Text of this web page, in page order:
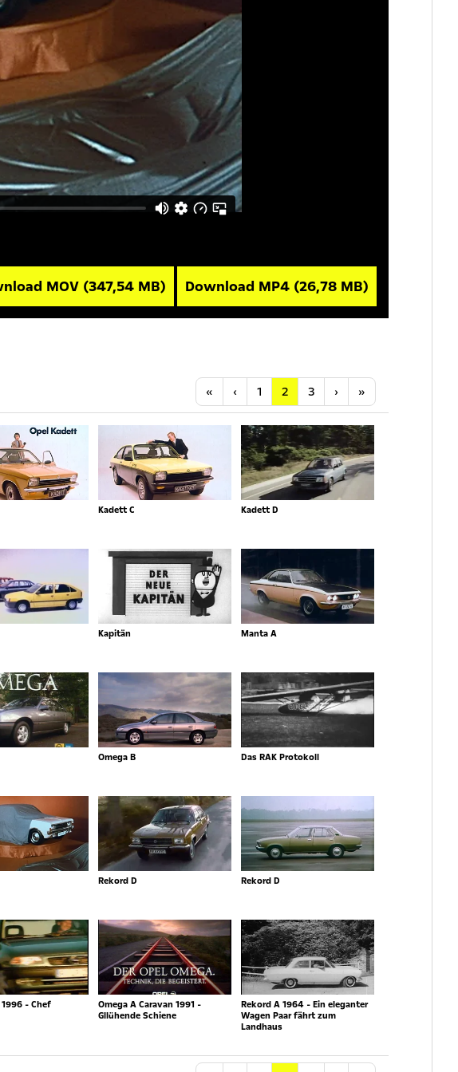
MOV (347,54 MB) Download MP4 (26,78 MB)
« Anfang
‹ Vorherige
1 2 3 ›Nächste
»
Kadett C Kadett D
Kapitän Manta A
Omega B Das RAK Protokoll
Rekord D Rekord D
- Chef
Omega A Caravan 1991 -
Gllühende Schiene
Rekord A 1964 - Ein eleganter
Wagen Paar fährt zum
Landhaus